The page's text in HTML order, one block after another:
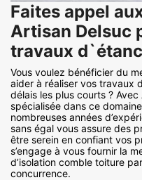
Faites appel
Artisan Delsuc
travaux
Vous voulez bénéficier du
aider à réaliser vos travaux
délais les plus courts ?
spécialisée dans ce
nombreuses années
sans égal vous assure des
être serein en confiant vos
s’engage à vous fournir la
d’isolation comble toiture
concurrence.